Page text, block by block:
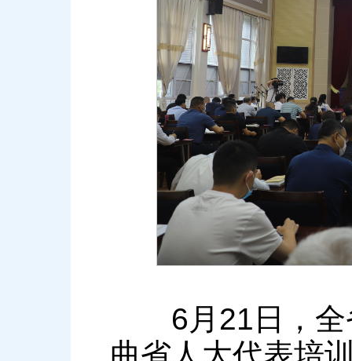
6月21日，全